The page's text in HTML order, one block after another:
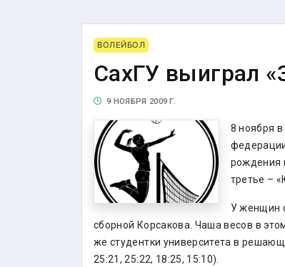
ВОЛЕЙБОЛ
СахГУ выиграл
9 НОЯБРЯ 2009 Г.
8 ноября
рождения
третье –
У женщин
сборной Корсакова. Чаша весов в
же студентки университета в
25:21, 25:22, 18:25, 15:10).